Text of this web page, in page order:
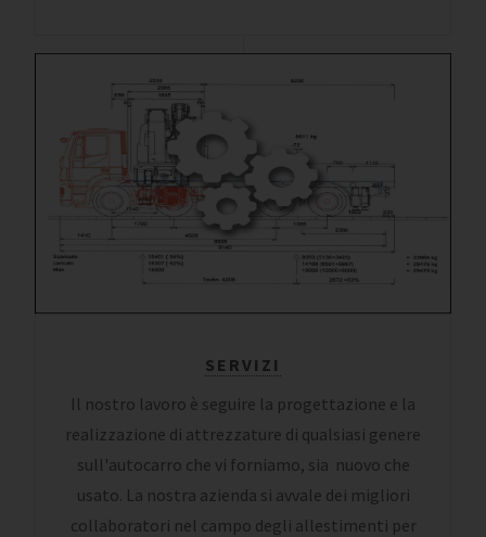
SERVIZI
Il nostro lavoro è seguire la progettazione e la
realizzazione di attrezzature di qualsiasi genere
sull'autocarro che vi forniamo, sia nuovo che
usato. La nostra azienda si avvale dei migliori
collaboratori nel campo degli allestimenti per